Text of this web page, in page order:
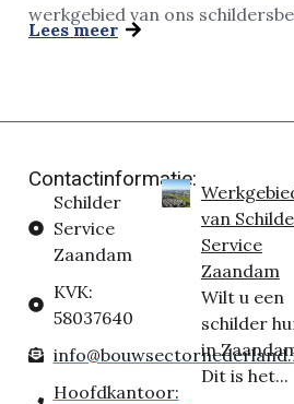
werkgebied van ons
Lees meer
Contactinformatie:
Schilder
Service
Zaandam
KVK:
58037640
Hoofdkantoor:
van
Service
Zaandam
Wilt u een
schilder
in
Dit is het...